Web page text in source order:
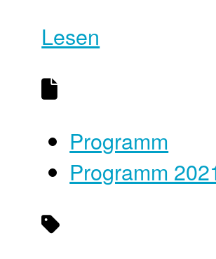
Lesen
Programm
Programm